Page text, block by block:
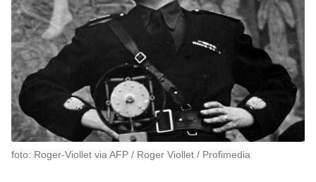
foto: Roger-Viollet via AFP / Roger Viollet / Profimedia